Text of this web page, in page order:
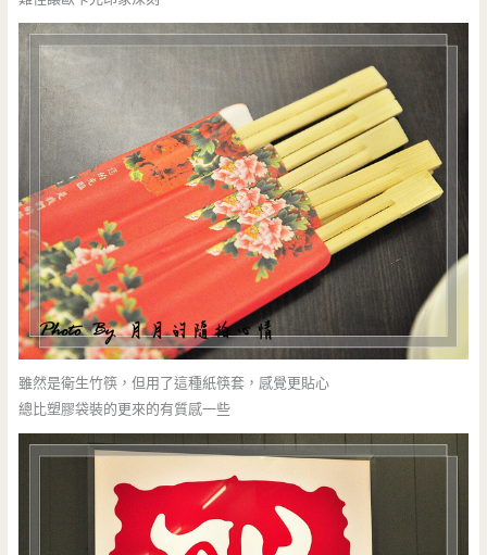
雖然是衛生竹筷，但用了這種紙筷套，感覺更貼心
總比塑膠袋裝的更來的有質感一些